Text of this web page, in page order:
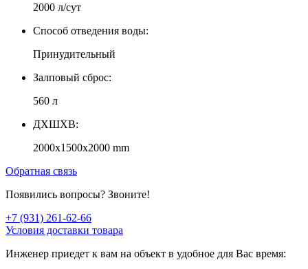
2000 л/сут
Способ отведения воды:
Принудительный
Залповый сброс:
560 л
ДXШXВ:
2000x1500x2000 mm
Обратная связь
Появились вопросы? Звоните!
+7 (931) 261-62-66
Условия доставки товара
Инженер приедет к вам на объект в удобное для Вас время: